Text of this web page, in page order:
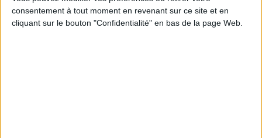
consentement à tout moment en revenant sur ce site et en
cliquant sur le bouton "Confidentialité" en bas de la page Web.